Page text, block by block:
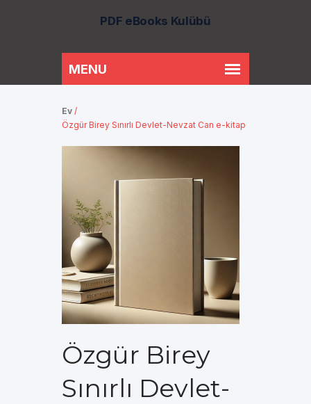
PDF eBooks Kulübü
Ev /
Özgür Birey Sınırlı Devlet-Nevzat Can e-kitap
Özgür Birey
Sınırlı Devlet-